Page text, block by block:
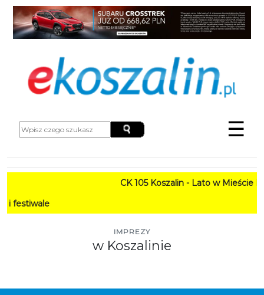
☰
CK 105 Koszalin - Lato w Mieście HARMONOGRAM
IMPREZY
w Koszalinie